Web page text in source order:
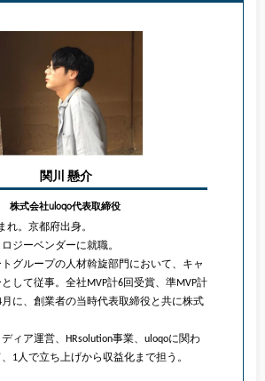
関川 懸介
株式会社uloqo代表取締役
れ。京都府出身。
ジーベンダーに就職。
グループの人材斡旋部門において、キャ
して従事。全社MVP計6回受賞、準MVP計
月に、創業者の当時代表取締役と共に株式
ィア運営、HRsolution事業、uloqoに関わ
1人で立ち上げから収益化まで担う。